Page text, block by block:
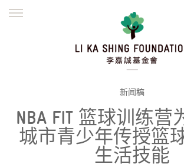
並肩同行
繁體
新闻稿
NBA FIT 篮球训练营
城市青少年传授篮
生活技能